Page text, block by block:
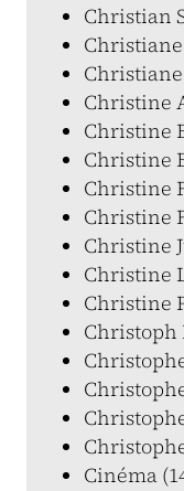
Christian
Christine
Christine
Christine
Christine
Christine
Christine
Christine
Christine
Christoph
Cinéma